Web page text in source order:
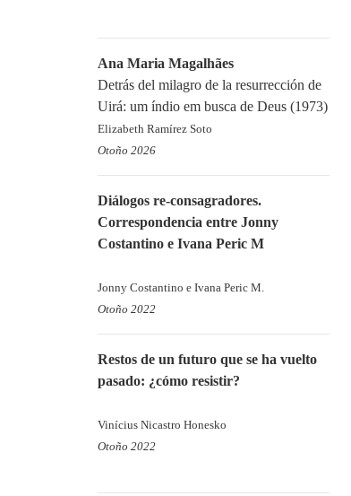
Ana Maria Magalhães
Detrás del milagro de la resurrección de
Uirá: um índio em busca de Deus (1973)
Elizabeth Ramírez Soto
Otoño 2026
Diálogos re-consagradores.
Correspondencia entre Jonny
Costantino e Ivana Peric M
Jonny Costantino e Ivana Peric M.
Otoño 2022
Restos de un futuro que se ha vuelto
pasado: ¿cómo resistir?
Vinícius Nicastro Honesko
Otoño 2022